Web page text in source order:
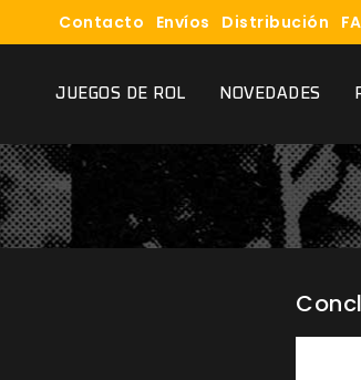
Contacto Envíos Distribución
JUEGOS DE ROL NOVEDADES